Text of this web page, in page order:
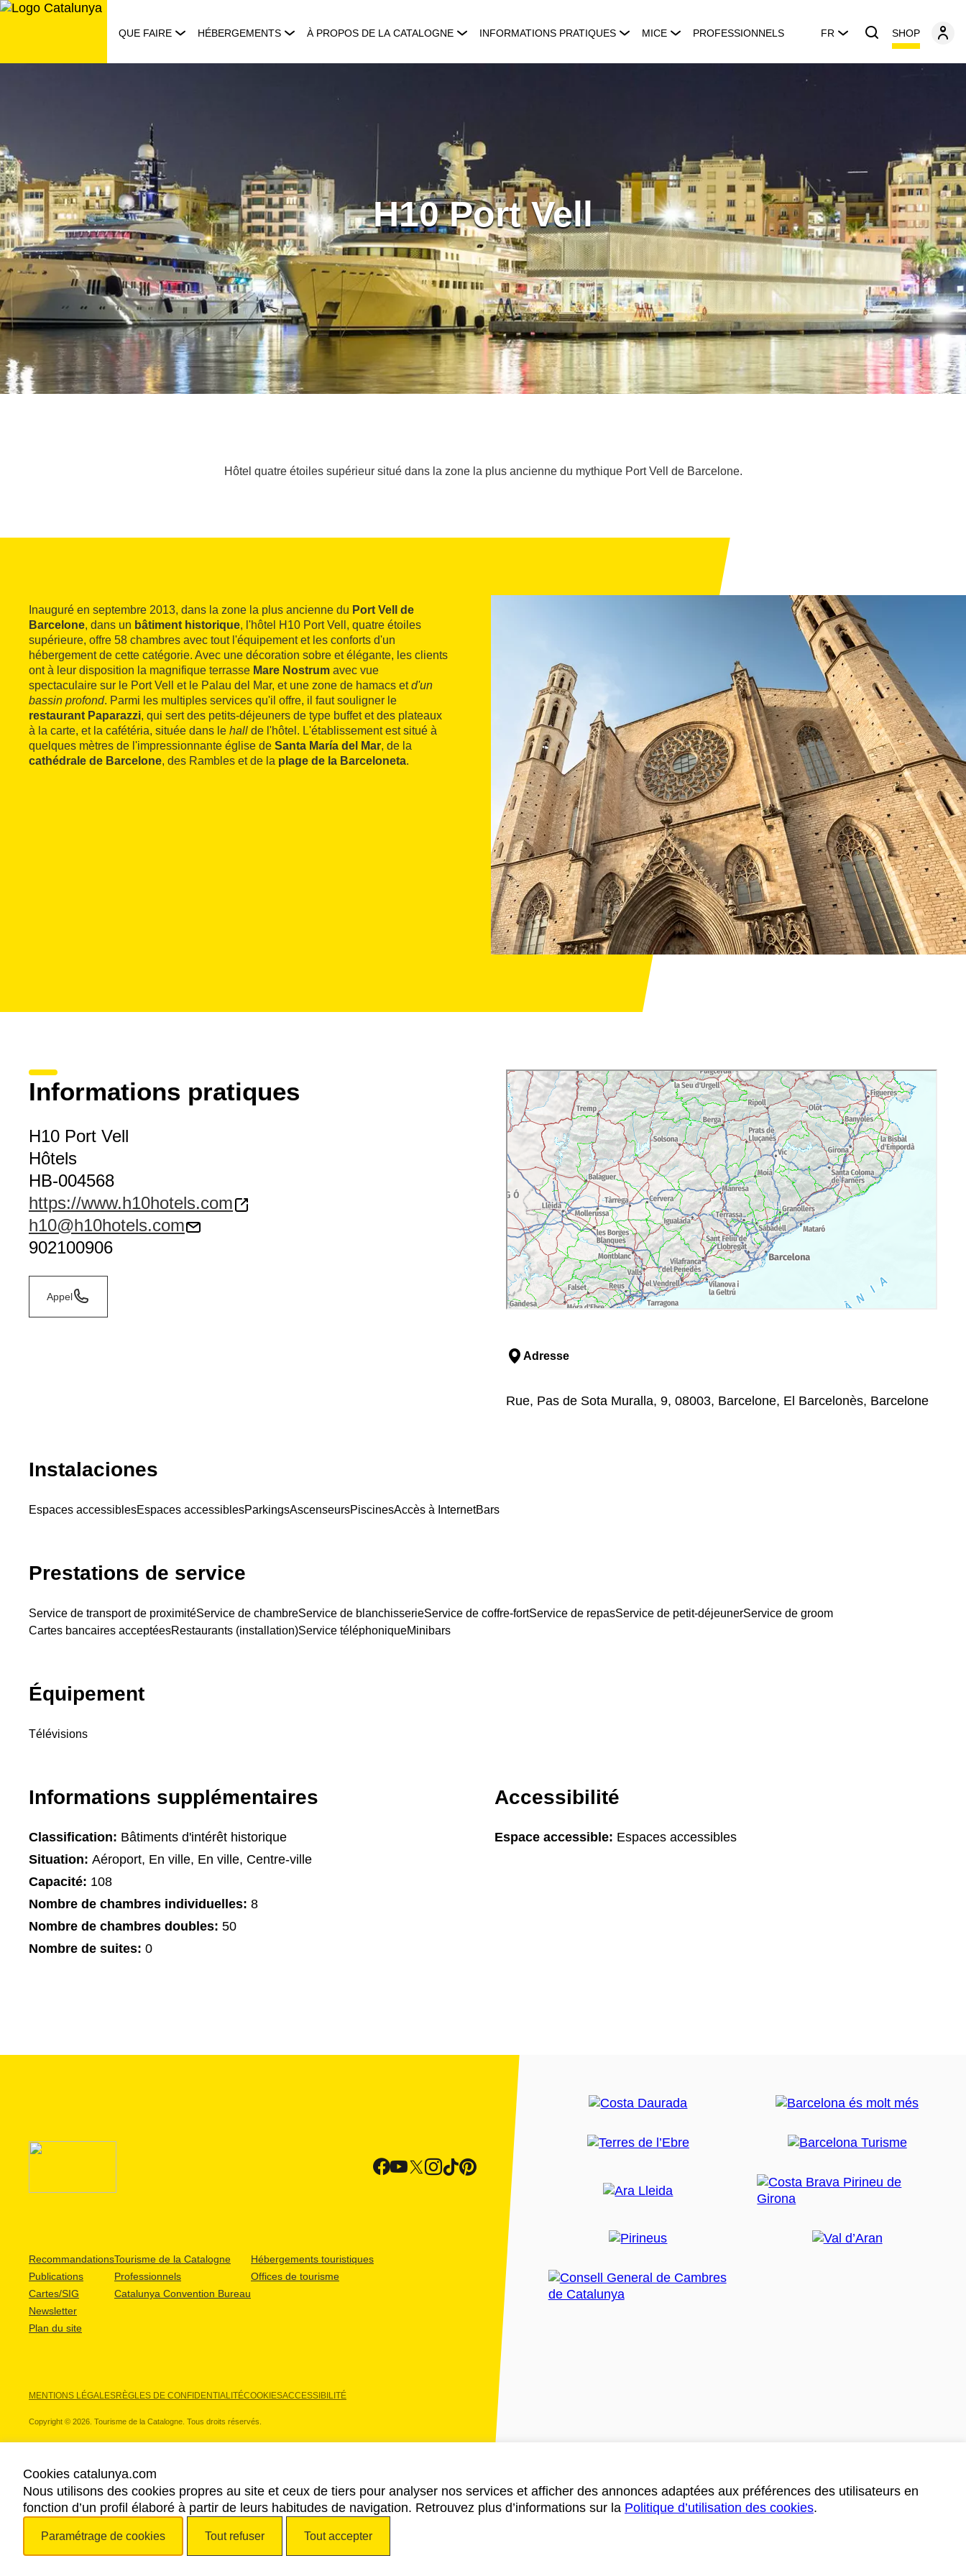
Aller
QUE FAIRE HÉBERGEMENTS À PROPOS DE LA CATALOGNE INFORMATIONS PRATIQUES MICE PROFESSIONNELS FR SHOP
H10 Port Vell
Hôtel quatre étoiles supérieur situé dans la zone la plus ancienne du mythique Port Vell de Barcelone.
Inauguré en septembre 2013, dans la zone la plus ancienne du Port Vell de
Barcelone, dans un bâtiment historique, l'hôtel H10 Port Vell, quatre étoiles
supérieure, offre 58 chambres avec tout l'équipement et les conforts d'un
hébergement de cette catégorie. Avec une décoration sobre et élégante, les clients
ont à leur disposition la magnifique terrasse Mare Nostrum avec vue
spectaculaire sur le Port Vell et le Palau del Mar, et une zone de hamacs etd'un
bassin profond. Parmi les multiples services qu'il offre, il faut souligner le
restaurant Paparazzi, qui sert des petits-déjeuners de type buffet et des plateaux
à la carte, et la cafétéria, située dans le hall de l'hôtel. L'établissement est situé à
quelques mètres de l'impressionnante église de Santa María del Mar, de la
cathédrale de Barcelone, des Rambles et de la plage de la Barceloneta.
Informations pratiques
H10 Port Vell
Hôtels
HB-004568
https://www.h10hotels.com
h10@h10hotels.com
902100906
Appel
Adresse
Rue, Pas de Sota Muralla, 9, 08003, Barcelone, El Barcelonès, Barcelone
Instalaciones
Espaces accessiblesEspaces accessiblesParkingsAscenseursPiscinesAccès à InternetBars
Prestations de service
Service de transport de proximitéService de chambreService de blanchisserieService de coffre-fortService de repasService de petit-déjeunerService de groom
Cartes bancaires acceptéesRestaurants (installation)Service téléphoniqueMinibars
Équipement
Télévisions
Informations supplémentaires
Classification: Bâtiments d'intérêt historique
Situation: Aéroport, En ville, En ville, Centre-ville
Capacité: 108
Nombre de chambres individuelles: 8
Nombre de chambres doubles: 50
Nombre de suites: 0
Accessibilité
Espace accessible: Espaces accessibles
Recommandations
Publications
Cartes/SIG
Newsletter
Plan du site
Tourisme de la Catalogne
Professionnels
Catalunya Convention Bureau
Hébergements touristiques
Offices de tourisme
MENTIONS LÉGALESRÈGLES DE CONFIDENTIALITÉCOOKIESACCESSIBILITÉ
Copyright © 2026. Tourisme de la Catalogne. Tous droits réservés.
NOS PARTENAIRES
Cookies catalunya.com
Nous utilisons des cookies propres au site et ceux de tiers pour analyser nos services et afficher des annonces adaptées aux préférences des utilisateurs en
fonction d’un profil élaboré à partir de leurs habitudes de navigation. Retrouvez plus d’informations sur la Politique d’utilisation des cookies.
Paramétrage de cookies Tout refuser Tout accepter